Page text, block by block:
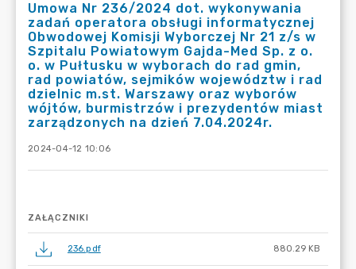
Umowa Nr 236/2024 dot. wykonywania
zadań operatora obsługi informatycznej
Obwodowej Komisji Wyborczej Nr 21 z/s w
Szpitalu Powiatowym Gajda-Med Sp. z o.
o. w Pułtusku w wyborach do rad gmin,
rad powiatów, sejmików województw i rad
dzielnic m.st. Warszawy oraz wyborów
wójtów, burmistrzów i prezydentów miast
zarządzonych na dzień 7.04.2024r.
2024-04-12 10:06
ZAŁĄCZNIKI
236.pdf 880.29 KB